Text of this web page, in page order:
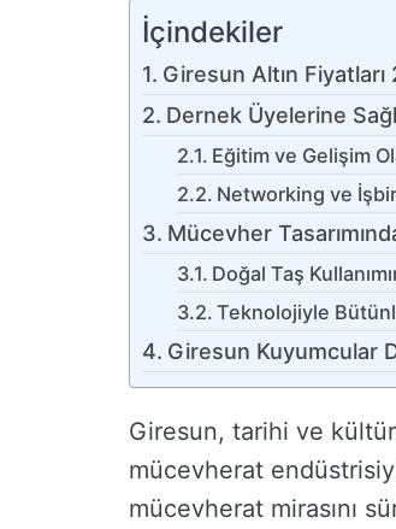
İçindekiler
Giresun Altın Fiyatları
Dernek Üyelerine
Eğitim ve Gelişim
Networking ve
Mücevher
Doğal Taş
Teknolojiyle
Giresun Kuyumcular
Giresun, tarihi ve
mücevherat
mücevherat mirasını